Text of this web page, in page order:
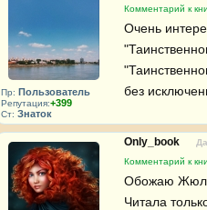
Пр: Пользователь
Репутация:+399
Ст: Знаток
Комментарий к
Очень
без
Only_book
Комментарий к
Обожаю
Читала